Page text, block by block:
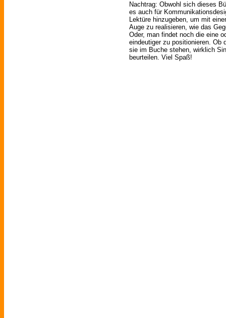
Nachtrag: Obwohl sich dieses
es auch für
Lektüre hinzugeben, um mit
Auge zu realisieren, wie das
Oder, man findet noch die eine
eindeutiger zu positionieren. Ob
sie im Buche stehen, wirklich
beurteilen. Viel Spaß!